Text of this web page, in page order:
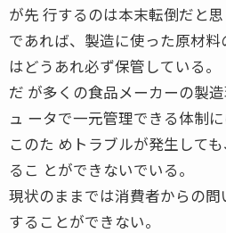
が先 行するのは本末転倒だと
であれば、製造に使った原材
はどうあれ必ず保管している。
だ が多くの食品メーカーの製
ュ ータで一元管理できる体制に
このた めトラブルが発生して
るこ とができないでいる。
現状のままでは消費者からの
することができない。